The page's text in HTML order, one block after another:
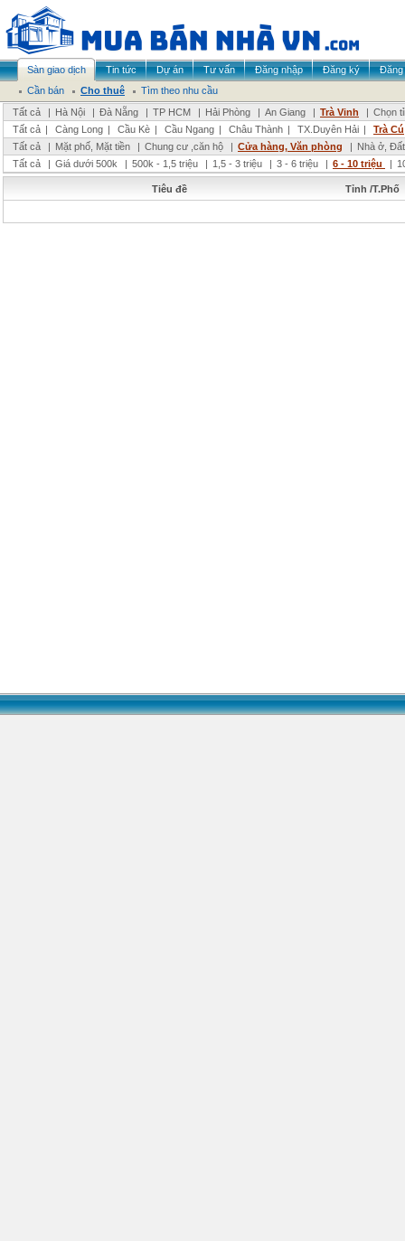
Sàn giao dịch Tin tức Dự án Tư vấn Đăng nhập Đăng ký
Đăng
Cần bán
Cho thuê
Tìm theo nhu cầu
Tất cả
| Hà Nội | Đà Nẵng | TP HCM | Hải Phòng | An Giang | Trà Vinh | Chọn
Tất cả | Càng Long | Cầu Kè | Cầu Ngang | Châu Thành | TX.Duyên Hải |
Trà Cú
Tất cả
| Mặt phố, Mặt tiền | Chung cư ,căn hộ | Cửa hàng, Văn phòng | Nhà ở,
Tất cả
| Giá dưới 500k | 500k - 1,5 triệu | 1,5 - 3 triệu | 3 - 6 triệu | 6 - 10 triệu |
Tiêu đề Tỉnh /T.Phố